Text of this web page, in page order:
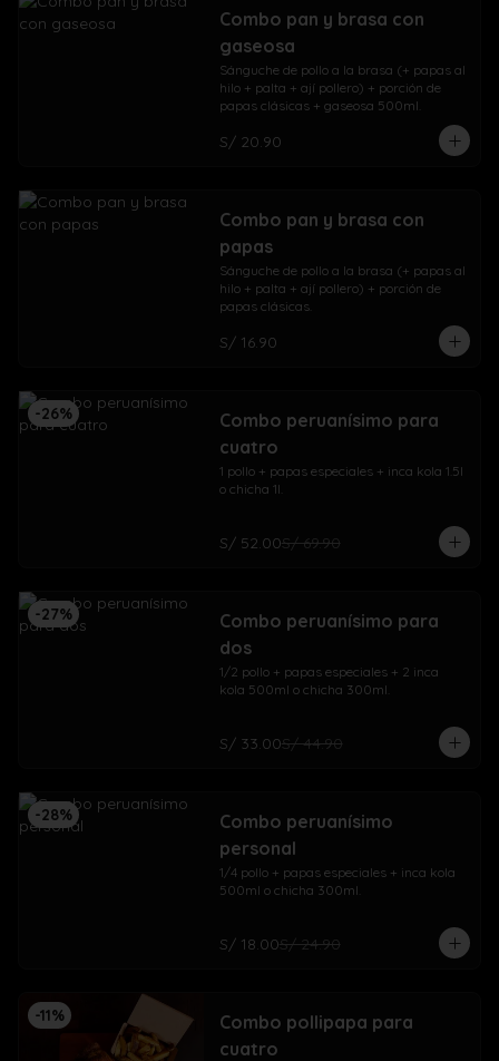
Combo pan y brasa con
gaseosa
Sánguche de pollo a la brasa (+ papas al
hilo + palta + ají pollero) + porción de
papas clásicas + gaseosa 500ml.
S/ 20.90
Combo pan y brasa con
papas
Sánguche de pollo a la brasa (+ papas al
hilo + palta + ají pollero) + porción de
papas clásicas.
S/ 16.90
-26%
Combo peruanísimo para
cuatro
1 pollo + papas especiales + inca kola 1.5l
o chicha 1l.
S/ 52.00S/ 69.90
-27%
Combo peruanísimo para
dos
1/2 pollo + papas especiales + 2 inca
kola 500ml o chicha 300ml.
S/ 33.00S/ 44.90
-28%
Combo peruanísimo
personal
1/4 pollo + papas especiales + inca kola
500ml o chicha 300ml.
S/ 18.00S/ 24.90
-11%
Combo pollipapa para
cuatro